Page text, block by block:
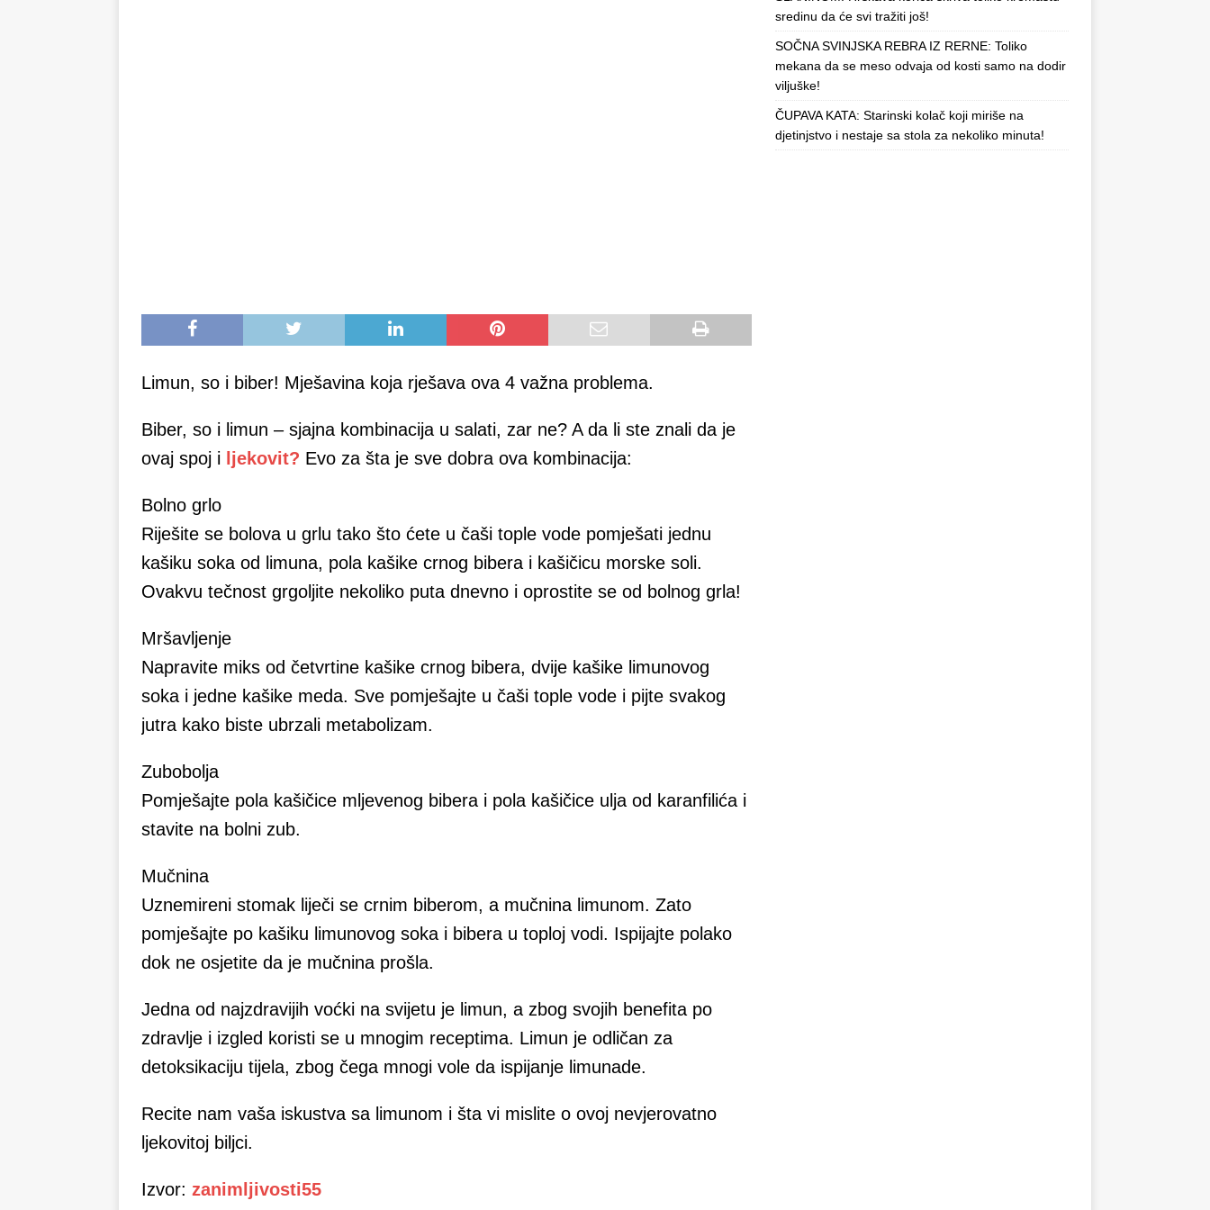
Limun, so i biber! Mješavina koja rješava ova 4 važna problema.
Biber, so i limun – sjajna kombinacija u salati, zar ne? A da li ste znali da je
ovaj spoj i ljekovit? Evo za šta je sve dobra ova kombinacija:
Bolno grlo
Riješite se bolova u grlu tako što ćete u čaši tople vode pomješati jednu
kašiku soka od limuna, pola kašike crnog bibera i kašičicu morske soli.
Ovakvu tečnost grgoljite nekoliko puta dnevno i oprostite se od bolnog grla!
Mršavljenje
Napravite miks od četvrtine kašike crnog bibera, dvije kašike limunovog
soka i jedne kašike meda. Sve pomješajte u čaši tople vode i pijte svakog
jutra kako biste ubrzali metabolizam.
Zubobolja
Pomješajte pola kašičice mljevenog bibera i pola kašičice ulja od karanfilića i
stavite na bolni zub.
Mučnina
Uznemireni stomak liječi se crnim biberom, a mučnina limunom. Zato
pomješajte po kašiku limunovog soka i bibera u toploj vodi. Ispijajte polako
dok ne osjetite da je mučnina prošla.
Jedna od najzdravijih voćki na svijetu je limun, a zbog svojih benefita po
zdravlje i izgled koristi se u mnogim receptima. Limun je odličan za
detoksikaciju tijela, zbog čega mnogi vole da ispijanje limunade.
Recite nam vaša iskustva sa limunom i šta vi mislite o ovoj nevjerovatno
ljekovitoj biljci.
Izvor: zanimljivosti55
sredinu da će svi tražiti još!
SOČNA SVINJSKA REBRA IZ RERNE: Toliko
mekana da se meso odvaja od kosti samo na dodir
viljuške!
ČUPAVA KATA: Starinski kolač koji miriše na
djetinjstvo i nestaje sa stola za nekoliko minuta!